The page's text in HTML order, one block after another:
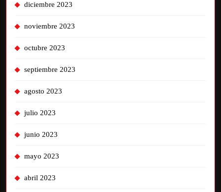
diciembre 2023
noviembre 2023
octubre 2023
septiembre 2023
agosto 2023
julio 2023
junio 2023
mayo 2023
abril 2023